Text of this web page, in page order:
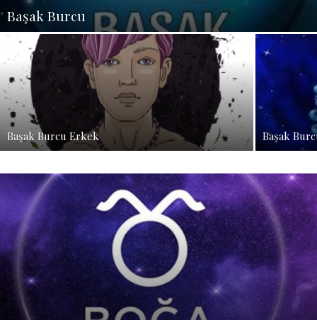
Başak Burcu
Başak Burcu Erkek Başak